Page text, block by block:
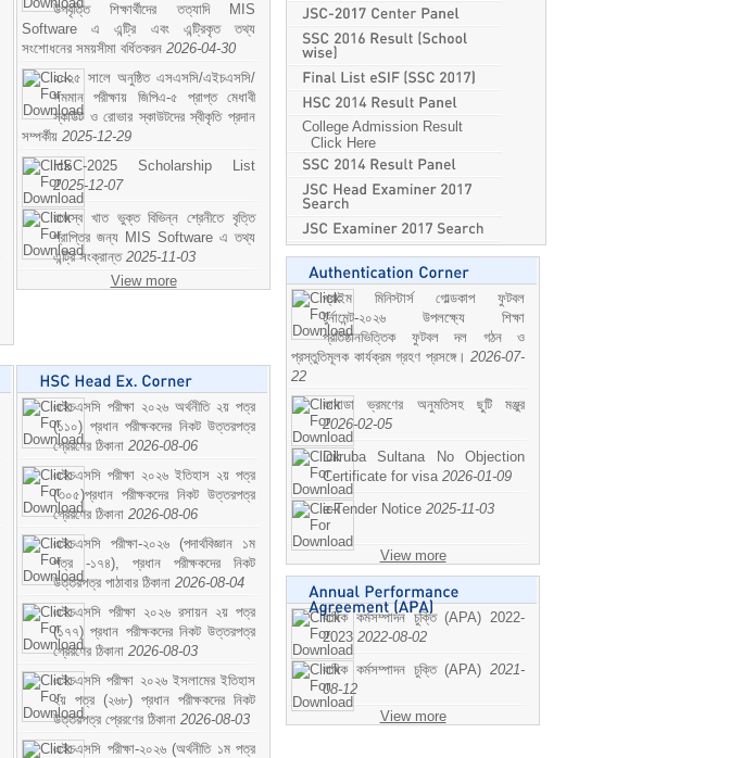
উপবৃত্তি শিক্ষার্থীদের তত্যাদি MIS
Software এ এন্ট্রি এবং এন্ট্রিকৃত তথ্য
সংশোধনের সময়সীমা বর্ধিতকরন 2026-04-30
২০২৫ সালে অনুষ্ঠিত এসএসসি/এইচএসসি/
সমমান পরীক্ষায় জিপিএ-৫ প্রাপ্ত মেধাবী
স্কাউট ও রোভার স্কাউটদের স্বীকৃতি প্রদান
সম্পর্কীয় 2025-12-29
HSC-2025 Scholarship List
2025-12-07
রাজস্ব খাত ভুক্ত বিভিন্ন শ্রেনীতে বৃত্তি
প্রাপ্তির জন্য MIS Software এ তথ্য
এন্ট্রি সংক্রান্ত 2025-11-03
View more
এইচএসসি পরীক্ষা ২০২৬ অর্থনীতি ২য় পত্র
(১১০) প্রধান পরীক্ষকদের নিকট উত্তরপত্র
প্রেরণের ঠিকানা 2026-08-06
এইচএসসি পরীক্ষা ২০২৬ ইতিহাস ২য় পত্র
(৩০৫)প্রধান পরীক্ষকদের নিকট উত্তরপত্র
প্রেরণের ঠিকানা 2026-08-06
এইচএসসি পরীক্ষা-২০২৬ (পদার্থবিজ্ঞান ১ম
পত্র -১৭৪), প্রধান পরীক্ষকদের নিকট
উত্তরপত্র পাঠাবার ঠিকানা 2026-08-04
এইচএসসি পরীক্ষা ২০২৬ রসায়ন ২য় পত্র
(১৭৭) প্রধান পরীক্ষকদের নিকট উত্তরপত্র
প্রেরণের ঠিকানা 2026-08-03
এইচএসসি পরীক্ষা ২০২৬ ইসলামের ইতিহাস
২য় পত্র (২৬৮) প্রধান পরীক্ষকদের নিকট
উত্তরপত্র প্রেরণের ঠিকানা 2026-08-03
এইচএসসি পরীক্ষা-২০২৬ (অর্থনীতি ১ম পত্র
College Admission Result
Click Here
প্রাইম মিনিস্টার্স গোল্ডকাপ ফুটবল
টুর্নামেন্ট-২০২৬ উপলক্ষ্যে শিক্ষা
প্রতিষ্ঠানভিত্তিক ফুটবল দল গঠন ও
প্রস্তুতিমূলক কার্যক্রম গ্রহণ প্রসঙ্গে। 2026-07-
22
কানাডা ভ্রমণের অনুমতিসহ ছুটি মঞ্জুর
2026-02-05
Dilruba Sultana No Objection
Certificate for visa 2026-01-09
e-Tender Notice 2025-11-03
View more
বাষিক কর্মসম্পাদন চুক্তি (APA) 2022-
2023 2022-08-02
বাষিক কর্মসম্পাদন চুক্তি (APA) 2021-
08-12
View more